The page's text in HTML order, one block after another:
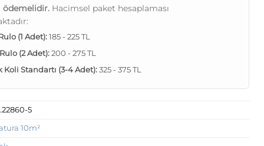
ödemelidir. Hacimsel paket hesaplaması
(1 Adet):185 - 225 TL
(2 Adet):200 - 275 TL
Koli Standartı (3-4 Adet):325 - 375 TL
5
10m²